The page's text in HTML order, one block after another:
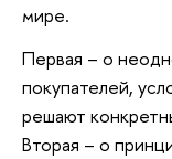
мире.
Первая – о
покупателей,
решают
Вторая – о